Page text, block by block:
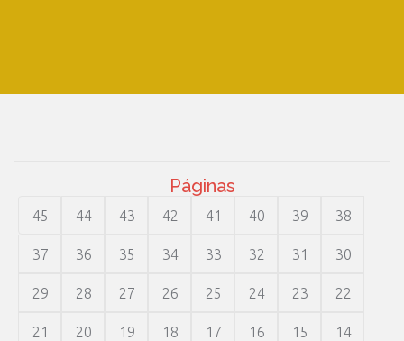
Páginas
45 44 43 42 41 40 39 38
37 36 35 34 33 32 31 30
29 28 27 26 25 24 23 22
21 20 19 18 17 16 15 14